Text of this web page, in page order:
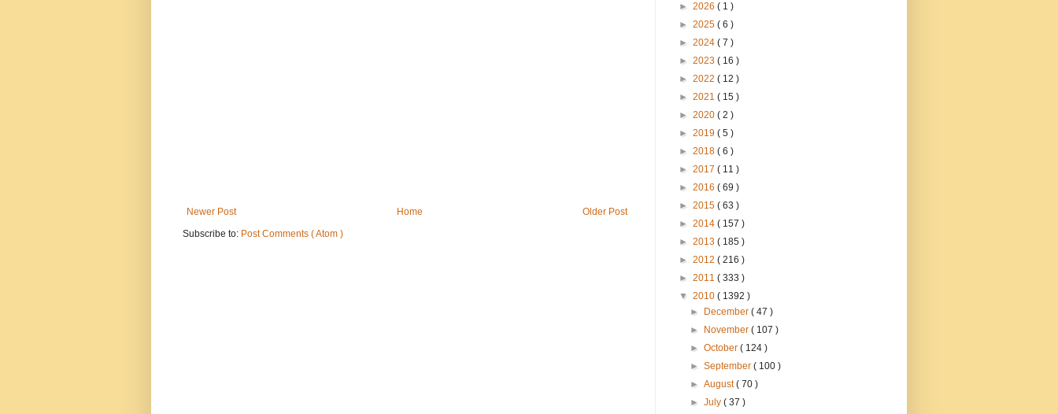
Newer Post Older Post
Home
Subscribe to: Post Comments ( Atom )
► 2026 ( 1 )
► 2025 ( 6 )
► 2024 ( 7 )
► 2023 ( 16 )
► 2022 ( 12 )
► 2021 ( 15 )
► 2020 ( 2 )
► 2019 ( 5 )
► 2018 ( 6 )
► 2017 ( 11 )
► 2016 ( 69 )
► 2015 ( 63 )
► 2014 ( 157 )
► 2013 ( 185 )
► 2012 ( 216 )
► 2011 ( 333 )
▼ 2010 ( 1392 )
►
December( 47 )
►
November( 107 )
►October( 124 )
►September( 100 )
►August( 70 )
►July( 37 )